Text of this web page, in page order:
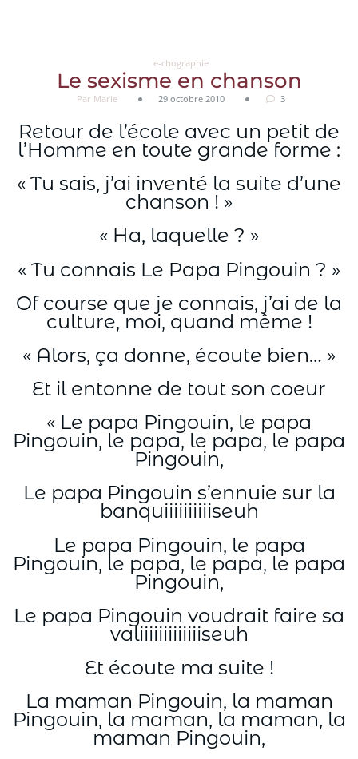
e-chographie
Le sexisme en chanson
Par Marie 29 octobre 2010 3
Retour de l’école avec un petit de
l’Homme en toute grande forme :
« Tu sais, j’ai inventé la suite d’une
chanson ! »
« Ha, laquelle ? »
« Tu connais Le Papa Pingouin ? »
Of course que je connais, j’ai de la
culture, moi, quand même !
« Alors, ça donne, écoute bien… »
Et il entonne de tout son coeur
« Le papa Pingouin, le papa
Pingouin, le papa, le papa, le papa
Pingouin,
Le papa Pingouin s’ennuie sur la
banquiiiiiiiiiiseuh
Le papa Pingouin, le papa
Pingouin, le papa, le papa, le papa
Pingouin,
Le papa Pingouin voudrait faire sa
valiiiiiiiiiiiiiseuh
Et écoute ma suite !
La maman Pingouin, la maman
Pingouin, la maman, la maman, la
maman Pingouin,